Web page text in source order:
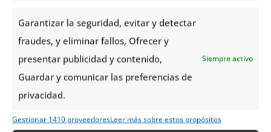
Garantizar la seguridad, evitar y detectar
fraudes, y eliminar fallos, Ofrecer y
presentar publicidad y contenido,
Guardar y comunicar las preferencias de
privacidad.
Siempre activo
Gestionar 1410 proveedoresLeer más sobre estos propósitos
Respecto a los precios de alojamiento en Noruega,
el precio aproximadopor habitación y noche es de
unos 100€.
Es importante recordar que los precios pueden
variar en función de la época del año en la cual se
viaje, la ubicación, las características propias de